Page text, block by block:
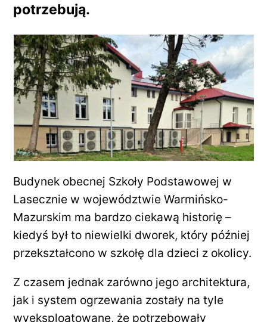
potrzebują.
Budynek obecnej Szkoły Podstawowej w
Lasecznie w województwie Warmińsko-
Mazurskim ma bardzo ciekawą historię –
kiedyś był to niewielki dworek, który później
przekształcono w szkołę dla dzieci z okolicy.
Z czasem jednak zarówno jego architektura,
jak i system ogrzewania zostały na tyle
wyeksploatowane, że potrzebowały